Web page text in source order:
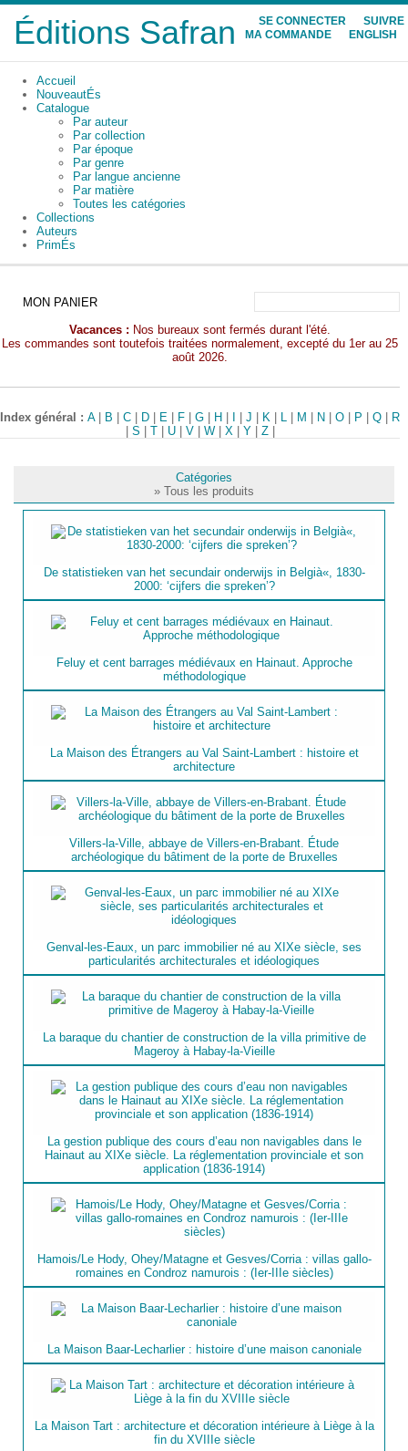
Éditions Safran SE CONNECTER
SUIVRE
MA COMMANDE
ENGLISH
Accueil
NouveautÉs
Catalogue
Par auteur
Par collection
Par époque
Par genre
Par langue ancienne
Par matière
Toutes les catégories
Collections
Auteurs
PrimÉs
MON PANIER
Vacances : Nos bureaux sont fermés durant l'été.
Les commandes sont toutefois traitées normalement, excepté du 1er au 25
août 2026.
Index général :A| B |C D E F |G H |J K L M N |O P |Q
R
S T| U| V| W| X| Y| Z|
Catégories
» Tous les produits
De statistieken van het secundair onderwijs in Belgià«, 1830-
2000: ‘cijfers die spreken’?
Feluy et cent barrages médiévaux en Hainaut. Approche
méthodologique
La Maison des Étrangers au Val Saint-Lambert : histoire et
architecture
Villers-la-Ville, abbaye de Villers-en-Brabant. Étude
archéologique du bâtiment de la porte de Bruxelles
Genval-les-Eaux, un parc immobilier né au XIXe siècle, ses
particularités architecturales et idéologiques
La baraque du chantier de construction de la villa primitive de
Mageroy à Habay-la-Vieille
La gestion publique des cours d’eau non navigables dans le
Hainaut au XIXe siècle. La réglementation provinciale et son
application (1836-1914)
Hamois/Le Hody, Ohey/Matagne et Gesves/Corria : villas gallo-
romaines en Condroz namurois : (Ier-IIIe siècles)
La Maison Baar-Lecharlier : histoire d’une maison canoniale
La Maison Tart : architecture et décoration intérieure à Liège à la
fin du XVIIIe siècle